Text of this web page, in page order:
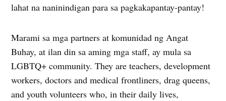
lahat na naninindigan para sa pagkakapantay-pantay!
Marami sa mga partners at komunidad ng Angat
Buhay, at ilan din sa aming mga staff, ay mula sa
LGBTQ+ community. They are teachers, development
workers, doctors and medical frontliners, drag queens,
and youth volunteers who, in their daily lives,